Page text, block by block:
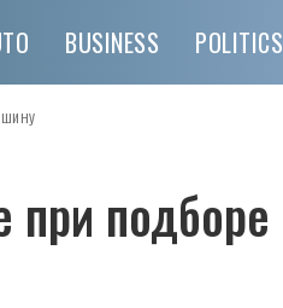
BUSINESS POLITICS
при подборе